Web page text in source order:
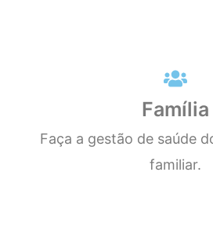
Família
Faça a gestão de saúde
familiar.